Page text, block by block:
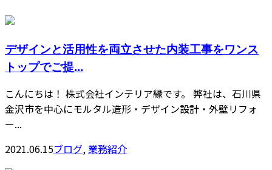
デザインと活用性を両立させた内装工事をワンス
トップでご提...
こんにちは！ 株式会社インテリア縁です。 弊社は、石川県
金沢市を中心にモルタル造形・デザイン設計・外壁リフォ
ー...
2021.06.15ブログ,業務紹介